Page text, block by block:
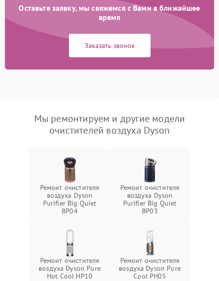
Оставьте заявку, мы свяжемся с Вами в ближайшее
время
Заказать звонок
Мы ремонтируем и другие модели
очистителей воздуха Dyson
Ремонт очистителя
воздуха Dyson
Purifier Big Quiet
BP04
Ремонт очистителя
воздуха Dyson
Purifier Big Quiet
BP03
Ремонт очистителя
воздуха Dyson Pure
Hot Cool HP10
Ремонт очистителя
воздуха Dyson Pure
Cool PH05